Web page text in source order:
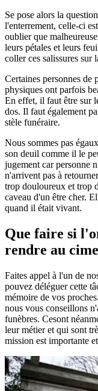
Se pose alors la
l'enterrement, celle-ci
oublier que
leurs pétales et leurs
coller ces salissures sur
Certaines personnes de
physiques ont parfois
En effet, il faut être sur
dos. Il faut également
stèle funéraire.
Nous sommes pas
son deuil comme il le
jugement car personne
n'arrivent pas à
trop douloureux et trop
caveau d'un être cher.
quand il était vivant.
Que faire si
rendre au
Faites appel à l'un de
pouvez déléguer cette
mémoire de vos
nous vous conseillons
funèbres. Cesont
leur métier et qui sont
mission est importante